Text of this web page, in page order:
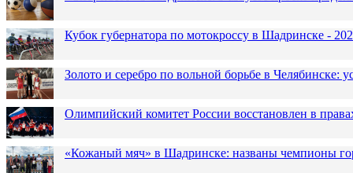
Кубок губернатора по мотокроссу в Шадринске -
Золото и серебро по вольной борьбе в Челябинске:
Олимпийский комитет России восстановлен в
«Кожаный мяч» в Шадринске: названы чемпионы